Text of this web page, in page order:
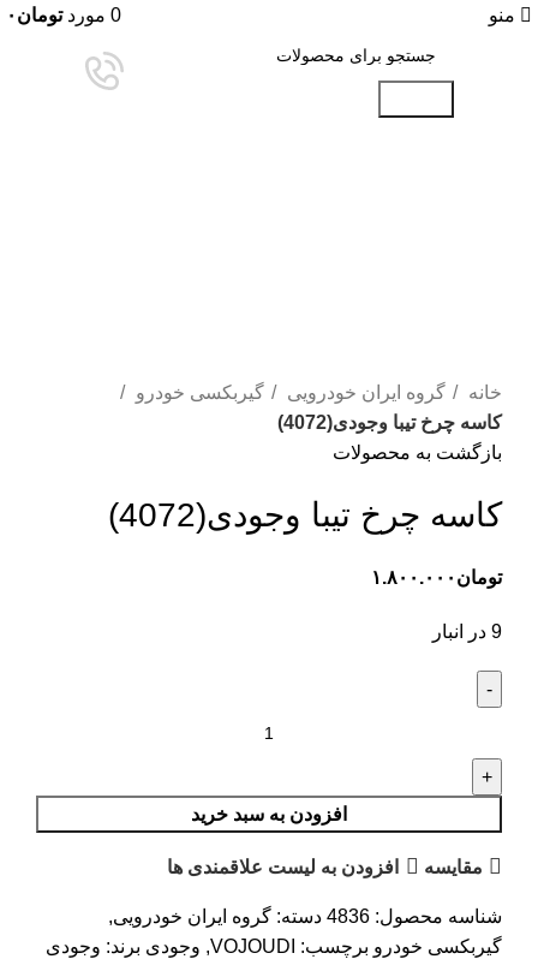
منو 0 مورد تومان ۰
خانه گروه ایران خودرویی
گیربکسی خودرو
کاسه چرخ تیبا وجودی(4072)
بازگشت به محصولات
کاسه چرخ تیبا وجودی(4072)
تومان ۱.۸۰۰.۰۰۰
9 در انبار
افزودن به سبد خرید
مقایسه افزودن به لیست علاقمندی ها
شناسه محصول: 4836 دسته: گروه ایران خودرویی,
گیربکسی خودرو برچسب: VOJOUDI
, وجودی برند: وجودی